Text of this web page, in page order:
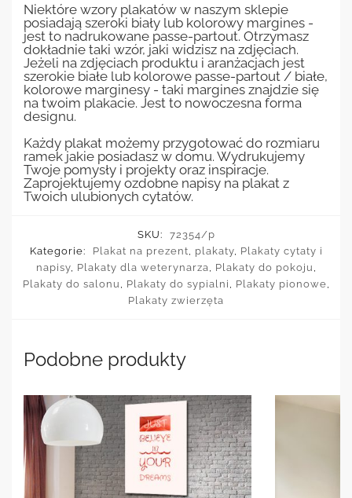
Niektóre wzory plakatów w naszym sklepie
posiadają szeroki biały lub kolorowy margines -
jest to nadrukowane passe-partout. Otrzymasz
dokładnie taki wzór, jaki widzisz na zdjęciach.
Jeżeli na zdjęciach produktu i aranżacjach jest
szerokie białe lub kolorowe passe-partout / białe,
kolorowe marginesy - taki margines znajdzie się
na twoim plakacie. Jest to nowoczesna forma
designu.
Każdy plakat możemy przygotować do rozmiaru
ramek jakie posiadasz w domu. Wydrukujemy
Twoje pomysły i projekty oraz inspiracje.
Zaprojektujemy ozdobne napisy na plakat z
Twoich ulubionych cytatów.
SKU:
72354/p
Kategorie:
Plakat na prezent plakaty, Plakaty cytaty i
napisy, Plakaty dla weterynarza Plakaty do pokoju
Plakaty do salonu
Plakaty do sypialni Plakaty pionowe
Plakaty zwierzęta
Podobne produkty